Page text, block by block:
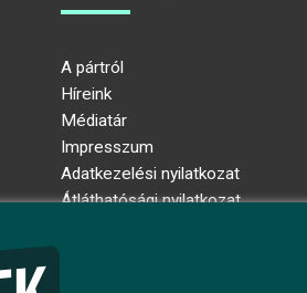
A pártról
Híreink
Médiatár
Impresszum
Adatkezelési nyilatkozat
Átláthatósági nyilatkozat